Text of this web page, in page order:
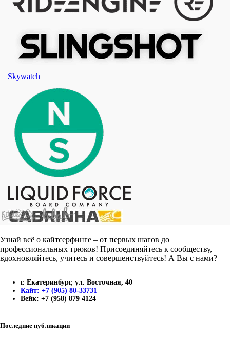
Skywatch
Узнай всё о кайтсерфинге – от первых шагов до
профессиональных трюков! Присоединяйтесь к сообществу,
вдохновляйтесь, учитесь и совершенствуйтесь! А Вы с нами?
г. Екатеринбург, ул. Восточная, 40
Кайт: +7 (905) 80-33731
Вейк: +7 (958) 879 4124
Последние публикации